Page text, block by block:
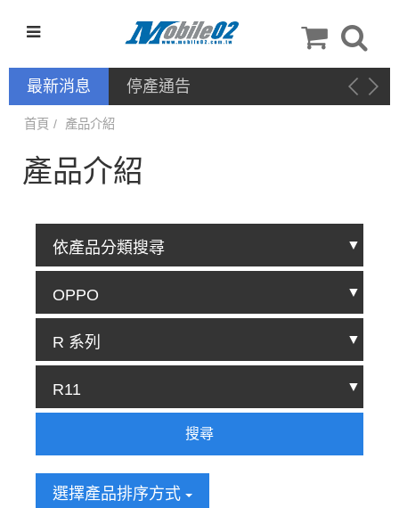
最新消息 停產通告
首頁 產品介紹
產品介紹
搜尋
選擇產品排序方式